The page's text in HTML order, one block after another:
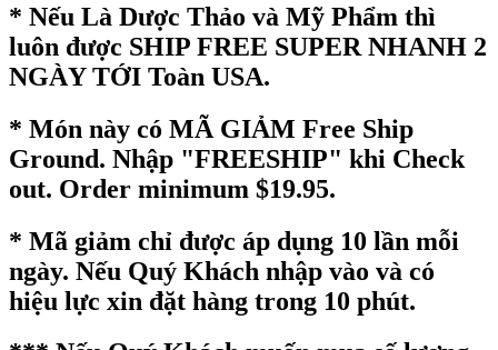
* Nếu Là Dược Thảo và Mỹ Phẩm thì
luôn được SHIP FREE SUPER NHANH 2
NGÀY TỚI Toàn USA.
* Món này có MÃ GIẢM Free Ship
Ground. Nhập "FREESHIP" khi Check
out. Order minimum $19.95.
* Mã giảm chỉ được áp dụng 10 lần mỗi
ngày. Nếu Quý Khách nhập vào và có
hiệu lực xin đặt hàng trong 10 phút.